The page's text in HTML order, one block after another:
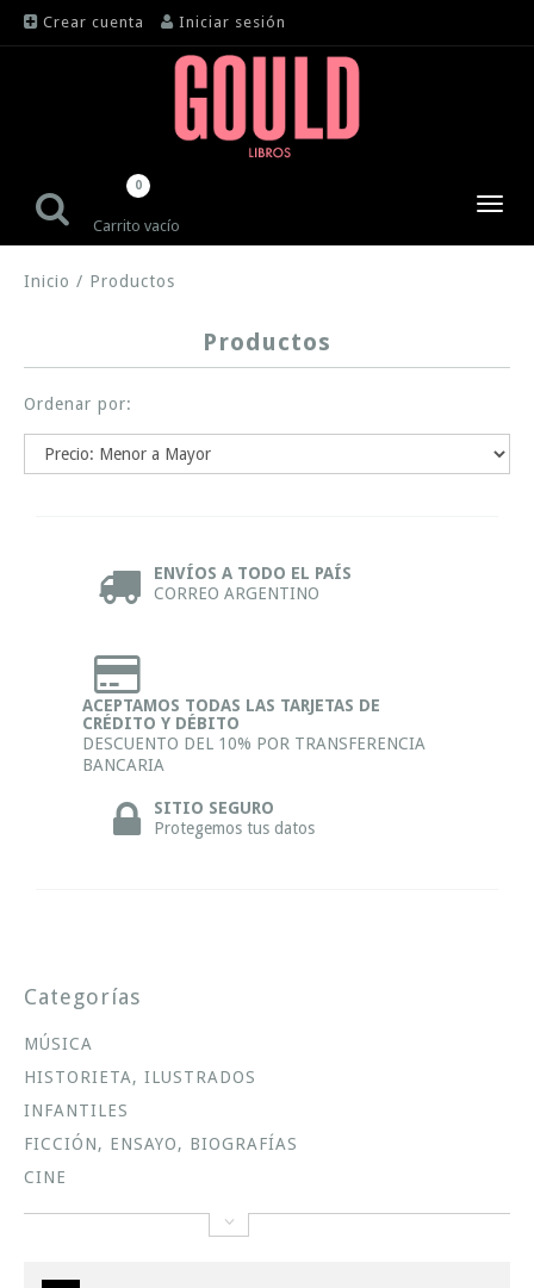
Crear cuenta Iniciar sesión
Carrito vacío
0
Inicio / Productos
Productos
Ordenar por:
ENVÍOS A TODO EL PAÍS
CORREO ARGENTINO
ACEPTAMOS TODAS LAS TARJETAS DE
CRÉDITO Y DÉBITO
DESCUENTO DEL 10% POR TRANSFERENCIA
BANCARIA
SITIO SEGURO
Protegemos tus datos
Categorías
MÚSICA
HISTORIETA, ILUSTRADOS
INFANTILES
FICCIÓN, ENSAYO, BIOGRAFÍAS
CINE